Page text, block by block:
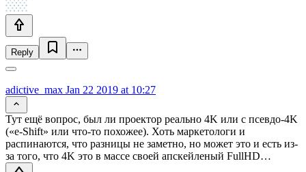
Reply
adictive_max Jan 22 2019 at 10:27
Тут ещё вопрос, был ли проектор реально 4K или с псевдо-4K
(«e-Shift» или что-то похожее). Хоть маркетологи и
распинаются, что разницы не заметно, но может это и есть из-
за того, что 4K это в массе своей апскейленый FullHD…